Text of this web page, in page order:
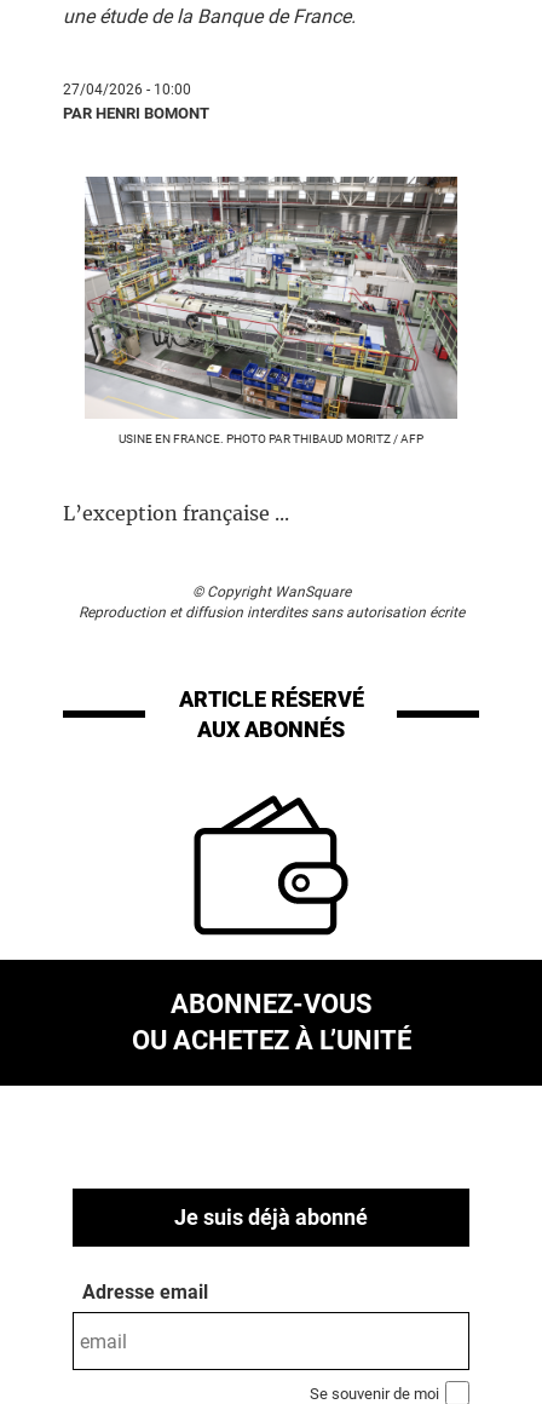
une étude de la Banque de France.
27/04/2026 - 10:00
PAR HENRI BOMONT
USINE EN FRANCE. PHOTO PAR THIBAUD MORITZ / AFP
L’exception française ...
© Copyright WanSquare
Reproduction et diffusion interdites sans autorisation écrite
ARTICLE RÉSERVÉ
AUX ABONNÉS
ABONNEZ-VOUS
OU ACHETEZ À L’UNITÉ
Je suis déjà abonné
Adresse email
Se souvenir de moi